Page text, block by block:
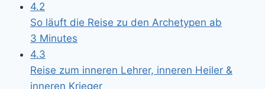
4.2
So läuft die Reise zu den Archetypen ab
3 Minutes
4.3
Reise zum inneren Lehrer, inneren Heiler &
inneren Krieger